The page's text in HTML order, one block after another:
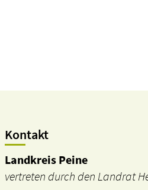
Kontakt
Landkreis Peine
vertreten durch den Landrat